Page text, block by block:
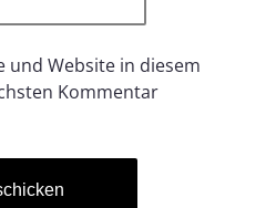
und Website in diesem
Kommentar